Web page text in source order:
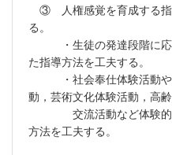
③ 人権感覚を育成する指
る。
・生徒の発達段階に応
た指導方法を工夫する。
・社会奉仕体験活動や
動，芸術文化体験活動，高
交流活動など体験的な
方法を工夫する。